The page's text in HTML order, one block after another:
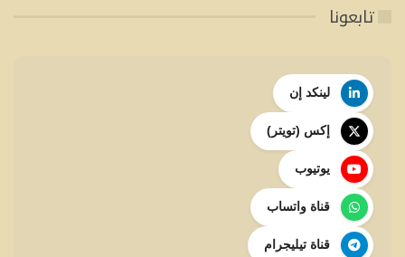
تابعونا
لينكد إن
إكس (تويتر)
يوتيوب
قناة واتساب
قناة تيليجرام